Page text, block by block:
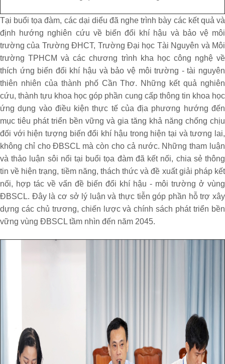
Tại buổi tọa đàm, các dại diểu đã nghe trình bày các kết quả và
định hướng nghiên cứu về biến đổi khí hậu và bảo vệ môi
trường của Trường ĐHCT, Trường Đại học Tài Nguyên và Môi
trường TPHCM và các chương trình kha học công nghệ về
thích ứng biến đổi khí hậu và bảo vệ môi trường - tài nguyên
thiên nhiên của thành phố Cần Thơ. Những kết quả nghiên
cứu, thành tựu khoa học góp phần cung cấp thông tin khoa học
ứng dụng vào điều kiện thực tế của địa phương hướng đến
mục tiêu phát triển bền vững và gia tăng khả năng chống chịu
đối với hiện tượng biến đổi khí hậu trong hiện tại và tương lai,
không chỉ cho ĐBSCL mà còn cho cả nước. Những tham luận
và thảo luận sôi nổi tại buổi tọa đàm đã kết nối, chia sẻ thông
tin về hiện trạng, tiềm năng, thách thức và đề xuất giải pháp kết
nối, hợp tác về vấn đề biến đổi khí hậu - môi trường ở vùng
ĐBSCL. Đây là cơ sở lý luận và thực tiễn góp phần hỗ trợ xây
dựng các chủ trương, chiến lược và chính sách phát triển bền
vững vùng ĐBSCL tầm nhìn đến năm 2045.